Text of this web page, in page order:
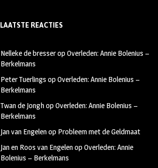
LAATSTE REACTIES
Nelleke de bresseropOverleden: Annie Bolenius –
Berkelmans
Peter Tuerlings opOverleden: Annie Bolenius –
Berkelmans
Twan de JonghopOverleden: Annie Bolenius –
Berkelmans
Jan van Engelenop Probleem met de Geldmaat
Jan en Roos van EngelenopOverleden: Annie
Bolenius – Berkelmans